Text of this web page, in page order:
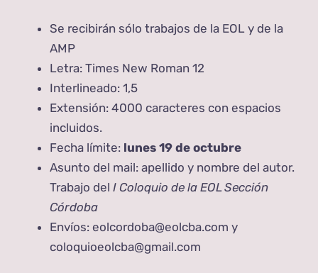
Se recibirán sólo trabajos de la EOL y de la
AMP
Letra: Times New Roman 12
Interlineado: 1,5
Extensión: 4000 caracteres con espacios
incluidos.
Fecha límite: lunes 19 de octubre
Asunto del mail: apellido y nombre del autor.
Trabajo del I Coloquio de la EOL Sección
Córdoba
Envíos: eolcordoba@eolcba.com y
coloquioeolcba@gmail.com